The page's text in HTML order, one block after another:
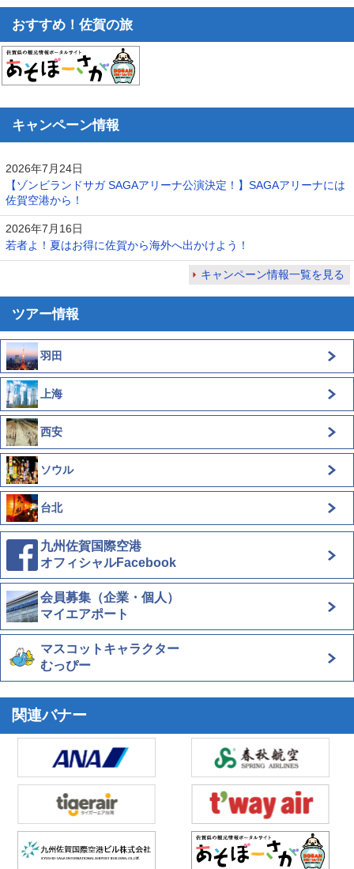
おすすめ！佐賀の旅
キャンペーン情報
2026年7月24日
【ゾンビランドサガ SAGAアリーナ公演決定！】SAGAアリーナには
佐賀空港から！
2026年7月16日
若者よ！夏はお得に佐賀から海外へ出かけよう！
キャンペーン情報一覧を見る
ツアー情報
羽田
上海
西安
ソウル
台北
九州佐賀国際空港
オフィシャルFacebook
会員募集（企業・個人）
マイエアポート
マスコットキャラクター
むっぴー
関連バナー